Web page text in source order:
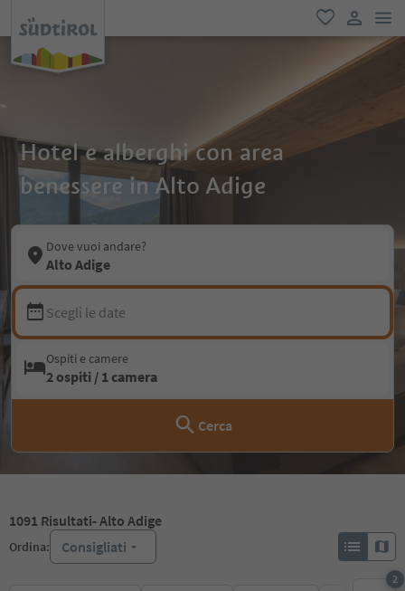
favoriti
user link
Hotel e alberghi con area
benessere in Alto Adige
Dove vuoi andare?
Alto Adige
Scegli le date
Ospiti e camere
2 ospiti / 1 camera
Cerca
1091 Risultati- Alto Adige
Ordina: Consigliati
2